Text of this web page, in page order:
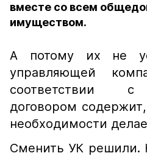
вместе со всем
имуществом.
А потому их не
управляющей
соответствии с
договором
необходимости
Сменить УК решили.